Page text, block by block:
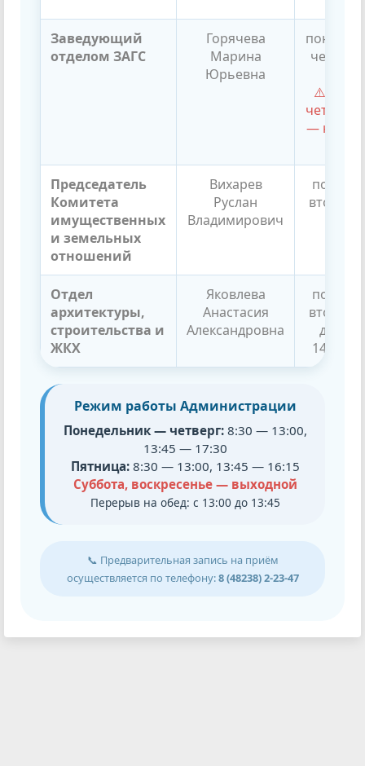
Заведующий
отделом ЗАГС
Горячева
Марина
Юрьевна
⚠️
четверг
—
Председатель
Комитета
имущественных
и земельных
отношений
Вихарев
Руслан
Владимирович
Отдел
архитектуры,
строительства и
ЖКХ
Яковлева
Анастасия
Александровна
до
14:00
Режим работы Администрации
Понедельник — четверг:8:30 — 13:00,
13:45 — 17:30
Пятница:8:30 — 13:00, 13:45 — 16:15
Суббота, воскресенье — выходной
Перерыв на обед: с 13:00 до 13:45
📞 Предварительная запись на приём
осуществляется по телефону:8 (48238) 2-23-47